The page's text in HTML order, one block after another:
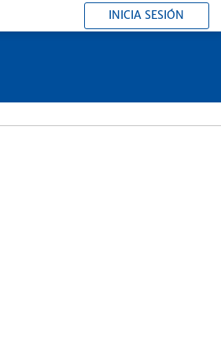
INICIA SESIÓN